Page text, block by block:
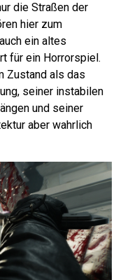
die Straßen der
hier zum
ein altes
für ein Horrorspiel.
Zustand als das
seiner instabilen
und seiner
aber wahrlich